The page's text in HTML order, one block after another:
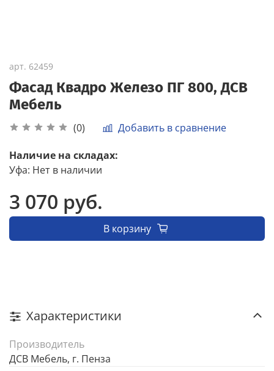
арт. 62459
Фасад Квадро Железо ПГ 800, ДСВ
Мебель
(0) Добавить в сравнение
Наличие на складах:
Уфа: Нет в наличии
3 070 руб.
В корзину
Характеристики
Производитель
ДСВ Мебель, г. Пенза